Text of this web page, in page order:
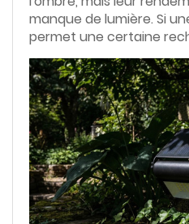
manque de lumière. Si
permet une certaine
dense entraîne un
irrégulier, ce qui se
intense et une
rendement optimal,
emplacement, des
et un entretien régulier.